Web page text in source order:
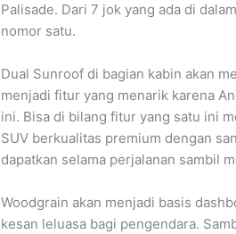
Palisade. Dari 7 jok yang ada di
nomor satu.
Dual Sunroof di bagian kabin akan
menjadi fitur yang menarik karena
ini. Bisa di bilang fitur yang satu ini
SUV berkualitas premium dengan
dapatkan selama perjalanan sambil
Woodgrain akan menjadi basis
kesan leluasa bagi pengendara.